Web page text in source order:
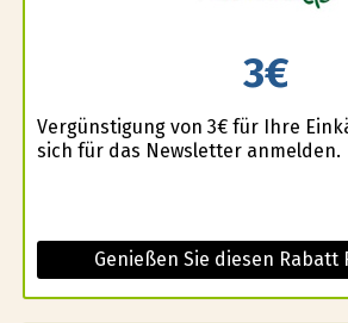
3€
Vergünstigung von 3€ für Ihre
sich für das Newsletter anmelden.
Genießen Sie diesen Rabatt